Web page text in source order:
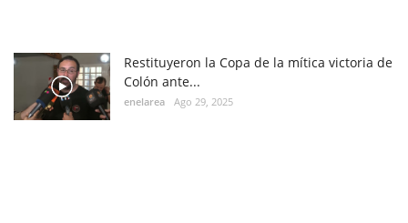
Restituyeron la Copa de la mítica victoria de
Colón ante...
enelarea Ago 29, 2025